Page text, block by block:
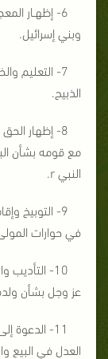
6- إظهـار
وبني إسرائيل.
7- التعليم
الذبيح.
8- إظهار
مع قومه بشأن
النبي r.
9- التوبيخ
في حوارات
10-
عز وجل بشأن
11- الدعوة
العدل في